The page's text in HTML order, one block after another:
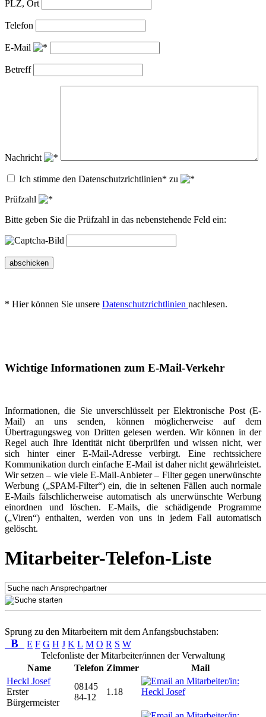
PLZ, Ort
Telefon
E-Mail
Betreff
Nachricht
Ich stimme den Datenschutzrichtlinien* zu
Prüfzahl
Bitte geben Sie die Prüfzahl in das nebenstehende Feld ein:
abschicken
* Hier können Sie unsere Datenschutzrichtlinien nachlesen.
Wichtige Informationen zum E-Mail-Verkehr
Informationen, die Sie unverschlüsselt per Elektronische Post (E-
Mail) an uns senden, können möglicherweise auf dem
Übertragungsweg von Dritten gelesen werden. Wir können in der
Regel auch Ihre Identität nicht überprüfen und wissen nicht, wer
sich hinter einer E-Mail-Adresse verbirgt. Eine rechtssichere
Kommunikation durch einfache E-Mail ist daher nicht gewährleistet.
Wir setzen – wie viele E-Mail-Anbieter – Filter gegen unerwünschte
Werbung („SPAM-Filter“) ein, die in seltenen Fällen auch normale
E-Mails fälschlicherweise automatisch als unerwünschte Werbung
einordnen und löschen. E-Mails, die schädigende Programme
(„Viren“) enthalten, werden von uns in jedem Fall automatisch
gelöscht.
Mitarbeiter-Telefon-Liste
Sprung zu den Mitarbeitern mit dem Anfangsbuchstaben:
B E F G H J K L M O R S W
Telefonliste der Mitarbeiter/innen der Verwaltung
Name
Telefon Zimmer
Mail
Heckl Josef
Erster
Bürgermeister
08145
84-12
1.18